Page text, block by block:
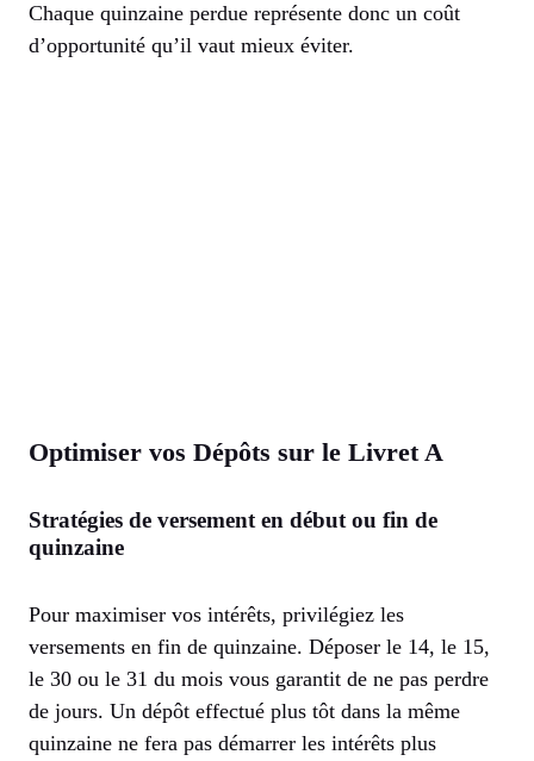
Chaque quinzaine perdue représente donc un coût
d’opportunité qu’il vaut mieux éviter.
Optimiser vos Dépôts sur le Livret A
Stratégies de versement en début ou fin de
quinzaine
Pour maximiser vos intérêts, privilégiez les
versements en fin de quinzaine. Déposer le 14, le 15,
le 30 ou le 31 du mois vous garantit de ne pas perdre
de jours. Un dépôt effectué plus tôt dans la même
quinzaine ne fera pas démarrer les intérêts plus